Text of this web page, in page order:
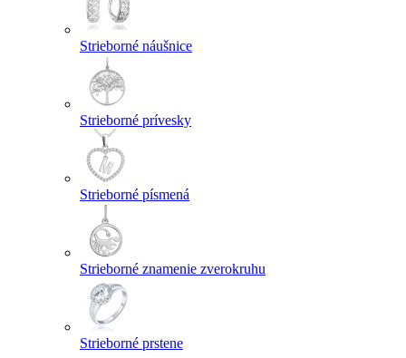
Strieborné náušnice
Strieborné prívesky
Strieborné písmená
Strieborné znamenie zverokruhu
Strieborné prstene